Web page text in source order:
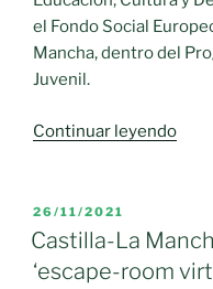
el Fondo Social
Mancha, dentro del
Juvenil.
Continuar leyendo«Más
en
PUBLICADO
EL
26/11/2021
Castilla-La
‘escape-room